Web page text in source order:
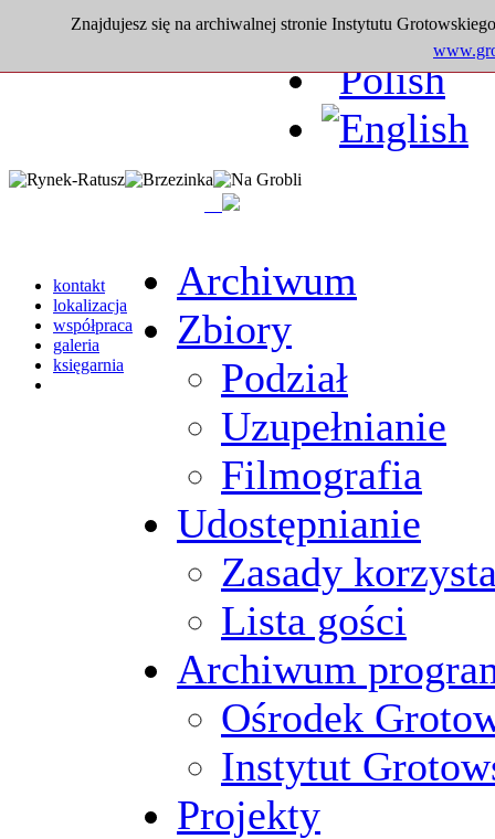
Znajdujesz się na archiwalnej stronie Instytutu
kontakt
lokalizacja
współpraca
galeria
księgarnia
Archiwum
Zbiory
Podział
Uzupełnianie
Filmografia
Udostępnianie
Zasady
Lista gości
Archiwum
Ośrodek
Instytut
Projekty